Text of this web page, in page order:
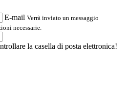
E-mail Verrà inviato un messaggio
necessarie.
la casella di posta elettronica!